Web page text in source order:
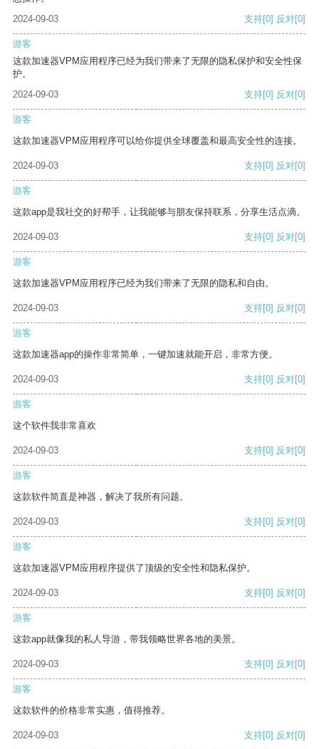
2024-09-03
支持[0] 反对[0]
游客
这款加速器VPM应用程序已经为我们带来了无限的隐私保护和安全性保
护。
2024-09-03
支持[0] 反对[0]
游客
这款加速器VPM应用程序可以给你提供全球覆盖和最高安全性的连接。
2024-09-03 支持[0] 反对[0]
游客
这款app是我社交的好帮手，让我能够与朋友保持联系，分享生活点滴。
2024-09-03 支持[0] 反对[0]
游客
这款加速器VPM应用程序已经为我们带来了无限的隐私和自由。
2024-09-03 支持[0] 反对[0]
游客
这款加速器app的操作非常简单，一键加速就能开启，非常方便。
2024-09-03 支持[0] 反对[0]
游客
这个软件我非常喜欢
2024-09-03 支持[0] 反对[0]
游客
这款软件简直是神器，解决了我所有问题。
2024-09-03 支持[0] 反对[0]
游客
这款加速器VPM应用程序提供了顶级的安全性和隐私保护。
2024-09-03 支持[0] 反对[0]
游客
这款app就像我的私人导游，带我领略世界各地的美景。
2024-09-03 支持[0] 反对[0]
游客
这款软件的价格非常实惠，值得推荐。
2024-09-03 支持[0] 反对[0]